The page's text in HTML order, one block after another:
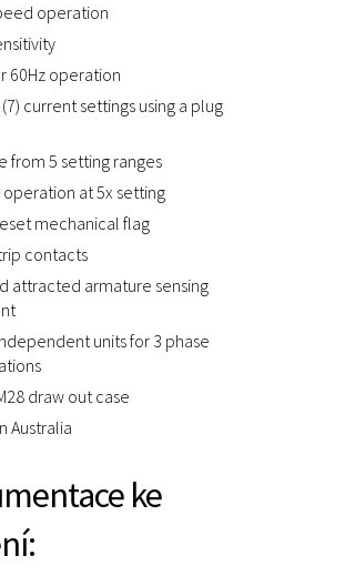
operation
60Hz operation
current settings using a plug
from 5 setting ranges
operation at 5x setting
mechanical flag
contacts
attracted armature sensing
units for 3 phase
draw out case
Australia
ke